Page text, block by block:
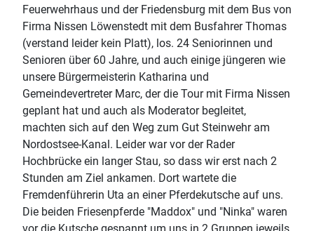
Feuerwehrhaus und der Friedensburg mit dem Bus von
Firma Nissen Löwenstedt mit dem Busfahrer Thomas
(verstand leider kein Platt), los. 24 Seniorinnen und
Senioren über 60 Jahre, und auch einige jüngeren wie
unsere Bürgermeisterin Katharina und
Gemeindevertreter Marc, der die Tour mit Firma Nissen
geplant hat und auch als Moderator begleitet,
machten sich auf den Weg zum Gut Steinwehr am
Nordostsee-Kanal. Leider war vor der Rader
Hochbrücke ein langer Stau, so dass wir erst nach 2
Stunden am Ziel ankamen. Dort wartete die
Fremdenführerin Uta an einer Pferdekutsche auf uns.
Die beiden Friesenpferde "Maddox" und "Ninka" waren
vor die Kutsche gespannt um uns in 2 Gruppen jeweils